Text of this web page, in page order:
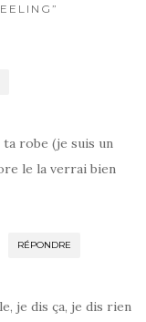
ta robe (je suis un
le la verrai bien
RÉPONDRE
je dis ça, je dis rien